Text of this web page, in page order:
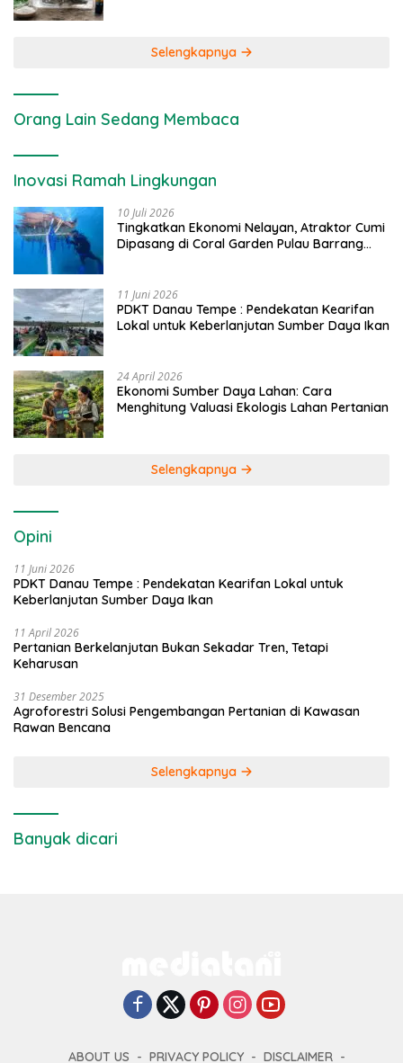
Selengkapnya
Orang Lain Sedang Membaca
Inovasi Ramah Lingkungan
10 Juli 2026
Tingkatkan Ekonomi Nelayan, Atraktor Cumi
Dipasang di Coral Garden Pulau Barrang
11 Juni 2026
PDKT Danau Tempe : Pendekatan Kearifan
Lokal untuk Keberlanjutan Sumber Daya Ikan
24 April 2026
Ekonomi Sumber Daya Lahan: Cara
Menghitung Valuasi Ekologis Lahan Pertanian
Selengkapnya
Opini
11 Juni 2026
PDKT Danau Tempe : Pendekatan Kearifan Lokal untuk
Keberlanjutan Sumber Daya Ikan
11 April 2026
Pertanian Berkelanjutan Bukan Sekadar Tren, Tetapi
Keharusan
31 Desember 2025
Agroforestri Solusi Pengembangan Pertanian di Kawasan
Rawan Bencana
Selengkapnya
Banyak dicari
ABOUT US PRIVACY POLICY DISCLAIMER